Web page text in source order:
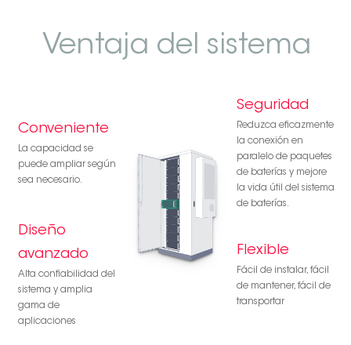
Ventaja del sistema
Conveniente
La capacidad se
puede ampliar según
sea necesario.
Seguridad
Reduzca eficazmente
la conexión en
paralelo de paquetes
de baterías y mejore
la vida útil del sistema
de baterías.
Diseño
avanzado
Alta confiabilidad del
sistema y amplia
gama de
aplicaciones
Flexible
Fácil de instalar, fácil
de mantener, fácil de
transportar